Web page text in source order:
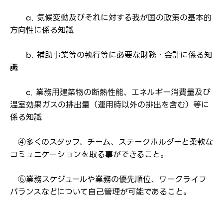
a. 気候変動及びそれに対する我が国の政策の基本的
方向性に係る知識
b. 補助事業等の執行等に必要な財務・会計に係る知
識
c. 業務用建築物の断熱性能、エネルギー消費量及び
温室効果ガスの排出量（運用時以外の排出を含む）等に
係る知識
④多くのスタッフ、チーム、ステークホルダーと柔軟な
コミュニケーションを取る事ができること。
⑤業務スケジュールや業務の優先順位、ワークライフ
バランスなどについて自己管理が可能であること。